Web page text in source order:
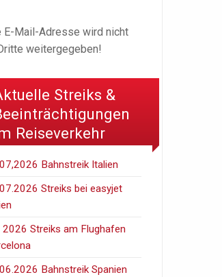
E-Mail-Adresse wird nicht
weitergegeben!
Streiks &
Reiseverkehr
Bahnstreik Italien
Streiks bei easyjet
2026 Streiks am Flughafen
Bahnstreik Spanien